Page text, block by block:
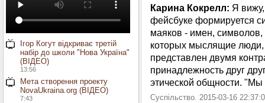
Ігор Когут відкриває третій
набір до школи "Нова Україна"
(ВІДЕО)
13:56
Мета створення проекту
NovaUkraina.org (ВІДЕО)
7:43
Карина Кокрелл: Я
фейсбуке формируется
маяков - имен,
которых мыслящие люди,
представлен двумя
принадлежность друг
этической общности.
Суспільство. 2015-03-16